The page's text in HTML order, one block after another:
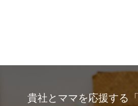
貴社とママを応援する